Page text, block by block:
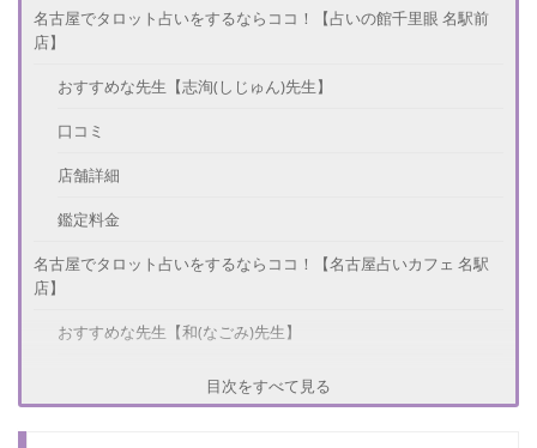
名古屋でタロット占いをするならココ！【占いの館千里眼 名駅前
店】
おすすめな先生【志洵(しじゅん)先生】
口コミ
店舗詳細
鑑定料金
名古屋でタロット占いをするならココ！【名古屋占いカフェ 名駅
店】
おすすめな先生【和(なごみ)先生】
目次をすべて見る